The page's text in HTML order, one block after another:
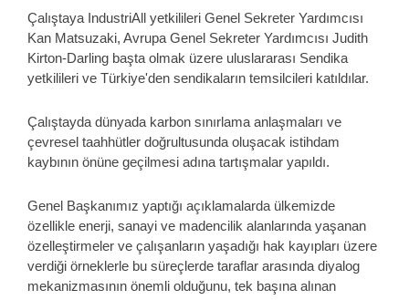
Çalıştaya IndustriAll yetkilileri Genel Sekreter Yardımcısı
Kan Matsuzaki, Avrupa Genel Sekreter Yardımcısı Judith
Kirton-Darling başta olmak üzere uluslararası Sendika
yetkilileri ve Türkiye'den sendikaların temsilcileri katıldılar.
Çalıştayda dünyada karbon sınırlama anlaşmaları ve
çevresel taahhütler doğrultusunda oluşacak istihdam
kaybının önüne geçilmesi adına tartışmalar yapıldı.
Genel Başkanımız yaptığı açıklamalarda ülkemizde
özellikle enerji, sanayi ve madencilik alanlarında yaşanan
özelleştirmeler ve çalışanların yaşadığı hak kayıpları üzere
verdiği örneklerle bu süreçlerde taraflar arasında diyalog
mekanizmasının önemli olduğunu, tek başına alınan